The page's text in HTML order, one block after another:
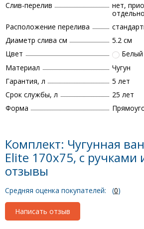
Слив-перелив
нет,
отдельно
Расположение перелива
Диаметр слива см
5.2 см
Цвет
Белый
Материал
Чугун
Гарантия, л
5 лет
Срок службы, л
25 лет
Форма
Комплект: Чугунная
Elite 170x75, с
отзывы
Средняя оценка покупателей: (0)
Написать отзыв